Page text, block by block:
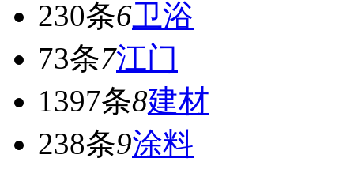
230条6卫浴
73条7江门
1397条8建材
238条9涂料